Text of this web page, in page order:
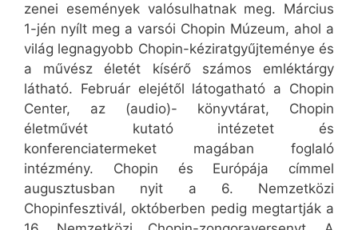
zenei események valósulhatnak meg. Március
1-jén nyílt meg a varsói Chopin Múzeum, ahol a
világ legnagyobb Chopin-kéziratgyűjteménye és
a művész életét kísérő számos emléktárgy
látható. Február elejétől látogatható a Chopin
Center, az (audio)- könyvtárat, Chopin
életművét kutató intézetet és
konferenciatermeket magában foglaló
intézmény. Chopin és Európája címmel
augusztusban nyit a 6. Nemzetközi
Chopinfesztivál, októberben pedig megtartják a